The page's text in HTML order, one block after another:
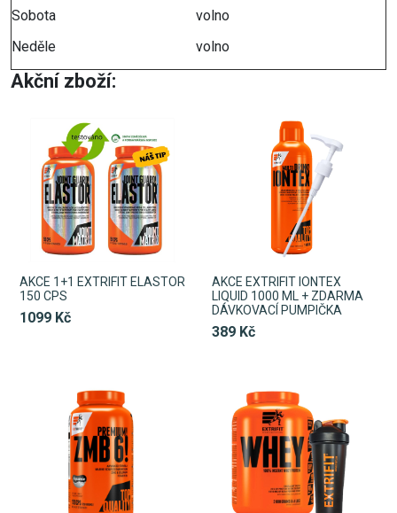
Sobota
volno
Neděle
volno
Akční zboží:
AKCE 1+1 EXTRIFIT ELASTOR
150 CPS
1099 Kč
AKCE EXTRIFIT IONTEX
LIQUID 1000 ML + ZDARMA
DÁVKOVACÍ PUMPIČKA
389 Kč